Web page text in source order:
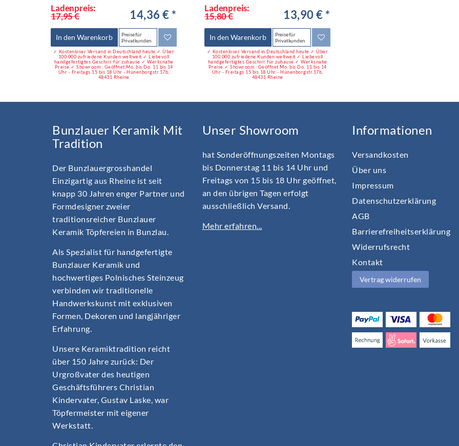
Ladenpreis:
17,95 € 14,36 € *
In den Warenkorb
Preise für
Privatkunden
✓ Kostenloser Versand in Deutschland heute ✓ Über
100.000 zufriedene Kunden weltweit ✓ Liebevoll
handgefertigtes Geschirr für zuhause ✓ Werksnahe
Preise ✓ Showroom : Geöffnet Mo. bis Do. 11 bis 14
Uhr - Freitags 15 bis 18 Uhr - Hünenborgstr.17b,
48431 Rheine
Ladenpreis:
15,80 € 13,90 € *
In den Warenkorb
Preise für
Privatkunden
✓ Kostenloser Versand in Deutschland heute ✓ Über
100.000 zufriedene Kunden weltweit ✓ Liebevoll
handgefertigtes Geschirr für zuhause ✓ Werksnahe
Preise ✓ Showroom : Geöffnet Mo. bis Do. 11 bis 14
Uhr - Freitags 15 bis 18 Uhr - Hünenborgstr.17b,
48431 Rheine
Bunzlauer Keramik Mit
Tradition
Der Bunzlauergrosshandel
Einzigartig aus Rheine ist seit
knapp 30 Jahren enger Partner und
Formdesigner zweier
traditionsreicher Bunzlauer
Keramik Töpfereien in Bunzlau.
Als Spezialist für handgefertigte
Bunzlauer Keramik und
hochwertiges Polnisches Steinzeug
verbinden wir traditionelle
Handwerkskunst mit exklusiven
Formen, Dekoren und langjähriger
Erfahrung.
Unsere Keramiktradition reicht
über 150 Jahre zurück: Der
Urgroßvater des heutigen
Geschäftsführers Christian
Kindervater, Gustav Laske, war
Töpfermeister mit eigener
Werkstatt.
Unser Showroom
hat Sonderöffnungszeiten Montags
bis Donnerstag 11 bis 14 Uhr und
Freitags von 15 bis 18 Uhr geöffnet,
an den übrigen Tagen erfolgt
ausschließlich Versand.
Mehr erfahren...
Informationen
Versandkosten
Über uns
Impressum
Daten­schutz­erklärung
AGB
Barrierefreiheitserklärung
Widerrufs­recht
Kontakt
Vertrag widerrufen